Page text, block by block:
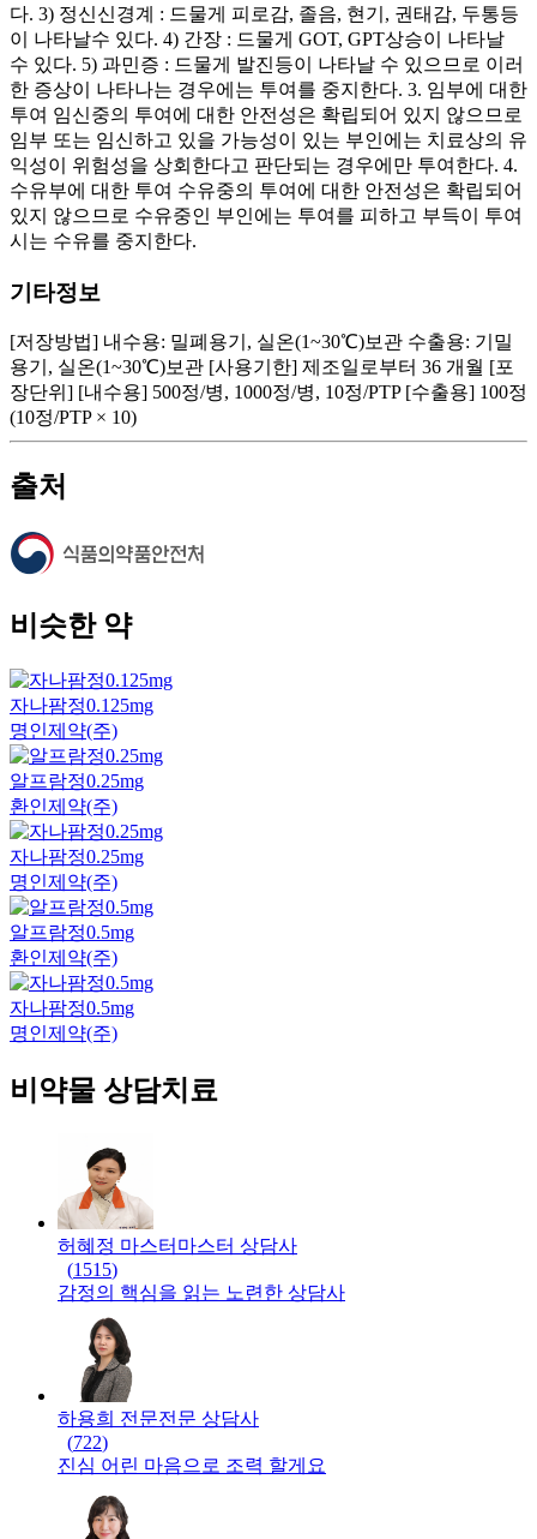
다. 3) 정신신경계 : 드물게 피로감, 졸음, 현기, 권태감, 두통등
이 나타날수 있다. 4) 간장 : 드물게 GOT, GPT상승이 나타날
수 있다. 5) 과민증 : 드물게 발진등이 나타날 수 있으므로 이러
한 증상이 나타나는 경우에는 투여를 중지한다. 3. 임부에 대한
투여 임신중의 투여에 대한 안전성은 확립되어 있지 않으므로
임부 또는 임신하고 있을 가능성이 있는 부인에는 치료상의 유
익성이 위험성을 상회한다고 판단되는 경우에만 투여한다. 4.
수유부에 대한 투여 수유중의 투여에 대한 안전성은 확립되어
있지 않으므로 수유중인 부인에는 투여를 피하고 부득이 투여
시는 수유를 중지한다.
기타정보
[저장방법] 내수용: 밀폐용기, 실온(1~30℃)보관 수출용: 기밀
용기, 실온(1~30℃)보관 [사용기한] 제조일로부터 36 개월 [포
장단위] [내수용] 500정/병, 1000정/병, 10정/PTP [수출용] 100정
(10정/PTP × 10)
출처
비슷한 약
자나팜정0.125mg
명인제약(주)
알프람정0.25mg
환인제약(주)
자나팜정0.25mg
명인제약(주)
알프람정0.5mg
환인제약(주)
자나팜정0.5mg
명인제약(주)
비약물 상담치료
허혜정 마스터 마스터 상담사
(1515)
감정의 핵심을 읽는 노련한 상담사
하용희 전문전문 상담사
(722)
진심 어린 마음으로 조력 할게요